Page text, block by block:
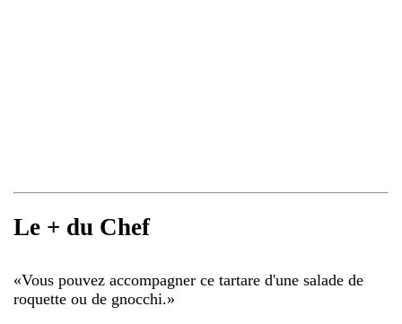
Le + du Chef
«Vous pouvez accompagner ce tartare d'une salade de
roquette ou de gnocchi.»